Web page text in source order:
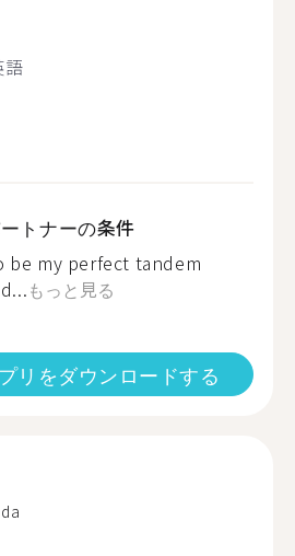
語
トナーの条件
be my perfect tandem
もっと見る
リをダウンロードする